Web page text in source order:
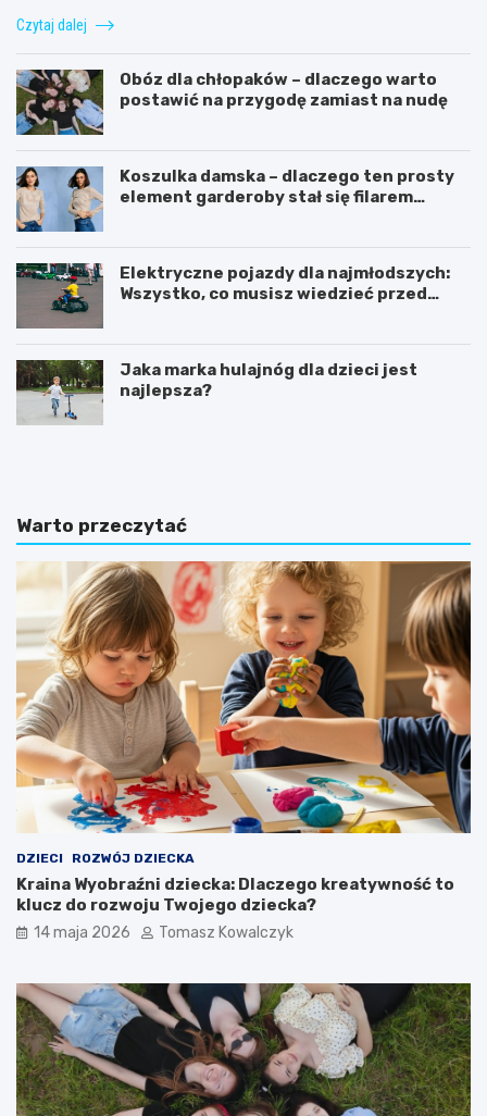
Czytaj dalej
Obóz dla chłopaków – dlaczego warto
postawić na przygodę zamiast na nudę
Koszulka damska – dlaczego ten prosty
element garderoby stał się filarem
Elektryczne pojazdy dla najmłodszych:
Wszystko, co musisz wiedzieć przed
Jaka marka hulajnóg dla dzieci jest
najlepsza?
C
i
n
n
o
m
i
e
ć
2
l
e
t
n
e
d
z
i
c
o
?
K
l
u
c
z
K
e
c
z
k
s
e
n
s
o
r
y
c
z
n
e
d
l
a
z
e
c
i
:
j
a
k
Warto przeczytać
DZIECI ROZWÓJ DZIECKA
Kraina Wyobraźni dziecka: Dlaczego kreatywność to
klucz do rozwoju Twojego dziecka?
14 maja 2026 Tomasz Kowalczyk